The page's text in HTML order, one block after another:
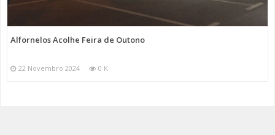
Alfornelos Acolhe Feira de Outono
22 Novembro 2024 0 K